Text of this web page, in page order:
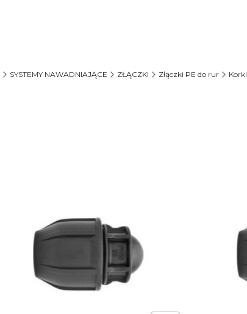
SYSTEMY NAWADNIAJĄCE ZŁĄCZKI Złączki PE do rur Korki